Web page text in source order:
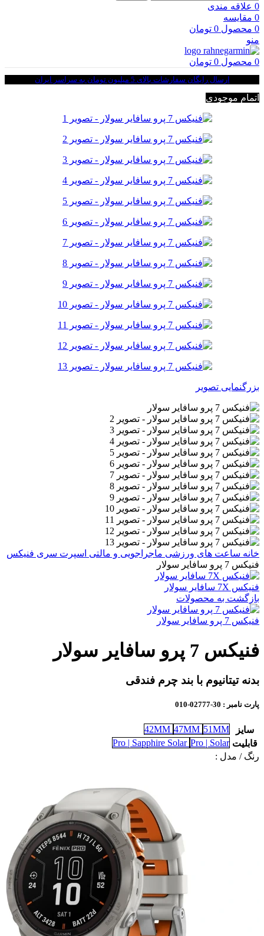
0 علاقه مندی
0 مقایسه
0 محصول 0 تومان
منو
0 محصول 0 تومان
ارسال رایگان سفارشات بالای 5 میلیون تومان به سراسر ایران
اتمام موجودی
بزرگنمایی تصویر
خانه ساعت های ورزشی ماجراجویی و مالتی اسپرت سری فنیکس
فنیکس 7 پرو سافایر سولار
فنیکس 7X سافایر سولار
بازگشت به محصولات
فنیکس 7 پرو سافایر سولار
فنیکس 7 پرو سافایر سولار
بدنه تیتانیوم با بند چرم فندقی
پارت نامبر : 30-02777-010
سایز 42MM 47MM 51MM
قابلیت
Pro | Sapphire Solar Pro | Solar
رنگ / مدل :